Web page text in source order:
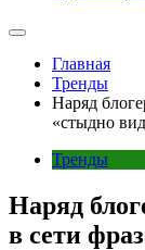
Главная
Тренды
Наряд
«стыдно
Тренды
Наряд
в сети